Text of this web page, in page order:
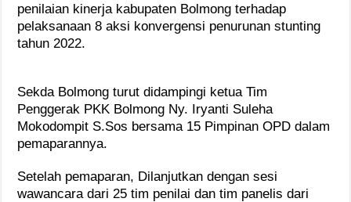
penilaian kinerja kabupaten Bolmong terhadap
pelaksanaan 8 aksi konvergensi penurunan stunting
tahun 2022.
Sekda Bolmong turut didampingi ketua Tim
Penggerak PKK Bolmong Ny. Iryanti Suleha
Mokodompit S.Sos bersama 15 Pimpinan OPD dalam
pemaparannya.
Setelah pemaparan, Dilanjutkan dengan sesi
wawancara dari 25 tim penilai dan tim panelis dari